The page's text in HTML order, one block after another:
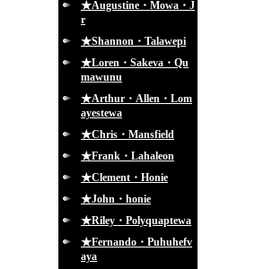
★Augustine・Mowa・J
r
★Shannon・Talawepi
★Loren・Sakeva・Qu
mawunu
★Arthur・Allen・Lom
ayestewa
★Chris・Mansfield
★Frank・Lahaleon
★Clement・Honie
★John・honie
★Riley・Polyquaptewa
★Fernando・Puhuhefv
aya